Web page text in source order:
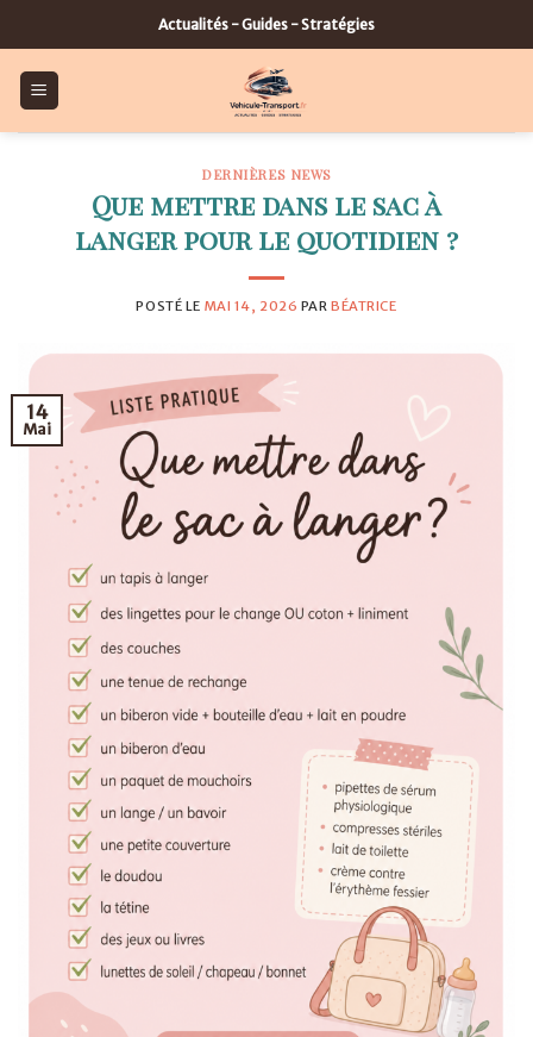
to
content
Actualités - Guides - Stratégies
DERNIÈRES NEWS
Que mettre dans le sac à
langer pour le quotidien ?
POSTÉ LE MAI 14, 2026 PARBÉATRICE
14
Mai